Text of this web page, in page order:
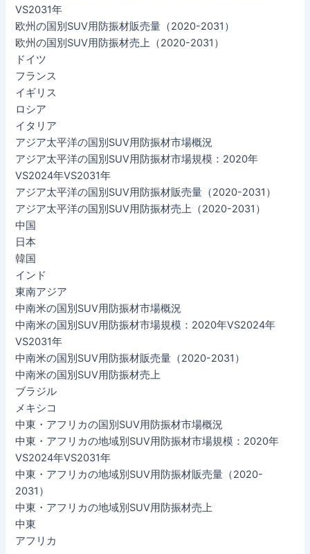
VS2031年
欧州の国別SUV用防振材販売量（2020-2031）
欧州の国別SUV用防振材売上（2020-2031）
ドイツ
フランス
イギリス
ロシア
イタリア
アジア太平洋の国別SUV用防振材市場概況
アジア太平洋の国別SUV用防振材市場規模：2020年
VS2024年VS2031年
アジア太平洋の国別SUV用防振材販売量（2020-2031）
アジア太平洋の国別SUV用防振材売上（2020-2031）
中国
日本
韓国
インド
東南アジア
中南米の国別SUV用防振材市場概況
中南米の国別SUV用防振材市場規模：2020年VS2024年
VS2031年
中南米の国別SUV用防振材販売量（2020-2031）
中南米の国別SUV用防振材売上
ブラジル
メキシコ
中東・アフリカの国別SUV用防振材市場概況
中東・アフリカの地域別SUV用防振材市場規模：2020年
VS2024年VS2031年
中東・アフリカの地域別SUV用防振材販売量（2020-
2031）
中東・アフリカの地域別SUV用防振材売上
中東
アフリカ